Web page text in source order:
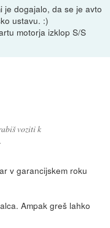
je dogajalo, da se je avto
ustavu. :)
motorja izklop S/S
voziti k
v garancijskem roku
Ampak greš lahko